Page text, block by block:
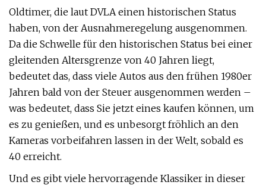
Oldtimer, die laut DVLA einen historischen Status
haben, von der Ausnahmeregelung ausgenommen.
Da die Schwelle für den historischen Status bei einer
gleitenden Altersgrenze von 40 Jahren liegt,
bedeutet das, dass viele Autos aus den frühen 1980er
Jahren bald von der Steuer ausgenommen werden –
was bedeutet, dass Sie jetzt eines kaufen können, um
es zu genießen, und es unbesorgt fröhlich an den
Kameras vorbeifahren lassen in der Welt, sobald es
40 erreicht.
Und es gibt viele hervorragende Klassiker in dieser